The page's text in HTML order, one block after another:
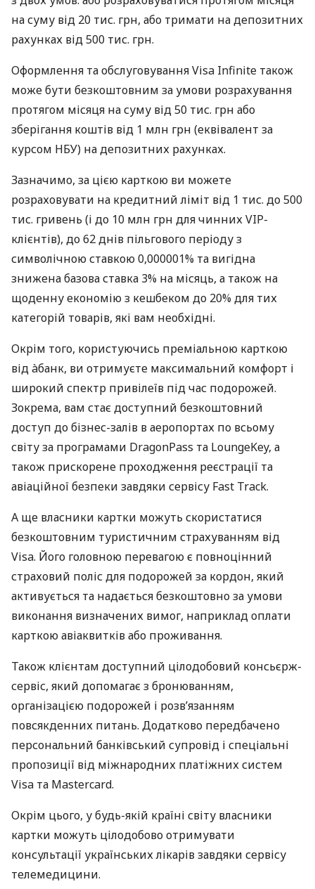
на суму від 20 тис. грн, або тримати на депозитних
рахунках від 500 тис. грн.
Оформлення та обслуговування Visa Infinite також
може бути безкоштовним за умови розрахування
протягом місяця на суму від 50 тис. грн або
зберігання коштів від 1 млн грн (еквівалент за
курсом НБУ) на депозитних рахунках.
Зазначимо, за цією карткою ви можете
розраховувати на кредитний ліміт від 1 тис. до 500
тис. гривень (і до 10 млн грн для чинних VIP-
клієнтів), до 62 днів пільгового періоду з
символічною ставкою 0,000001% та вигідна
знижена базова ставка 3% на місяць, а також на
щоденну економію з кешбеком до 20% для тих
категорій товарів, які вам необхідні.
Окрім того, користуючись преміальною карткою
від àбанк, ви отримуєте максимальний комфорт і
широкий спектр привілеїв під час подорожей.
Зокрема, вам стає доступний безкоштовний
доступ до бізнес-залів в аеропортах по всьому
світу за програмами DragonPass та LoungeKey, а
також прискорене проходження реєстрації та
авіаційної безпеки завдяки сервісу Fast Track.
А ще власники картки можуть скористатися
безкоштовним туристичним страхуванням від
Visa. Його головною перевагою є повноцінний
страховий поліс для подорожей за кордон, який
активується та надається безкоштовно за умови
виконання визначених вимог, наприклад оплати
карткою авіаквитків або проживання.
Також клієнтам доступний цілодобовий консьєрж-
сервіс, який допомагає з бронюванням,
організацією подорожей і розв’язанням
повсякденних питань. Додатково передбачено
персональний банківський супровід і спеціальні
пропозиції від міжнародних платіжних систем
Visa та Mastercard.
Окрім цього, у будь-якій країні світу власники
картки можуть цілодобово отримувати
консультації українських лікарів завдяки сервісу
телемедицини.